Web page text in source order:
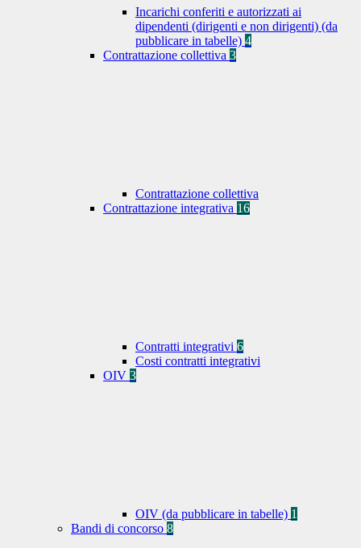
Incarichi conferiti e autorizzati ai
dipendenti (dirigenti e non dirigenti) (da
pubblicare in tabelle) 4
Contrattazione collettiva 3
Contrattazione collettiva
Contrattazione integrativa 16
Contratti integrativi 6
Costi contratti integrativi
OIV 3
OIV (da pubblicare in tabelle) 1
Bandi di concorso 8